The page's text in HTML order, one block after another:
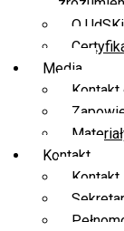
O
Media
Kontakt
Kontakt